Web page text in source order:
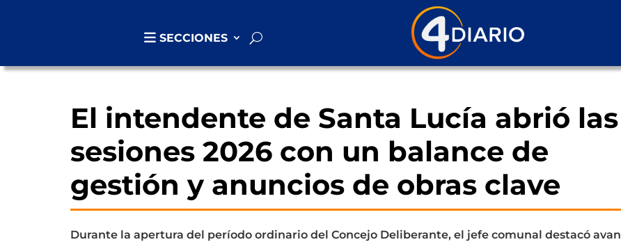
SECCIONES
El intendente de Santa Lucía abrió las
sesiones 2026 con un balance de
gestión y anuncios de obras clave
Durante la apertura del período ordinario del Concejo Deliberante, el jefe comunal destacó